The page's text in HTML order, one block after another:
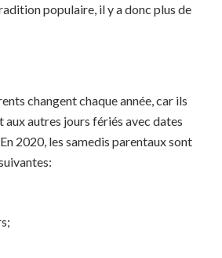
populaire, il y a donc plus de
changent chaque année, car ils
aux autres jours fériés avec dates
2020, les samedis parentaux sont